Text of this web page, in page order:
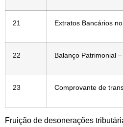
21 Extratos Bancários
22 Balanço Patrimonial
23 Comprovante de
Fruição de desonerações